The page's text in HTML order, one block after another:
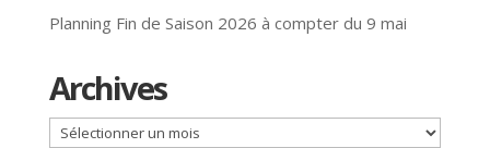
Planning Fin de Saison 2026 à compter du 9 mai
Archives
Archives